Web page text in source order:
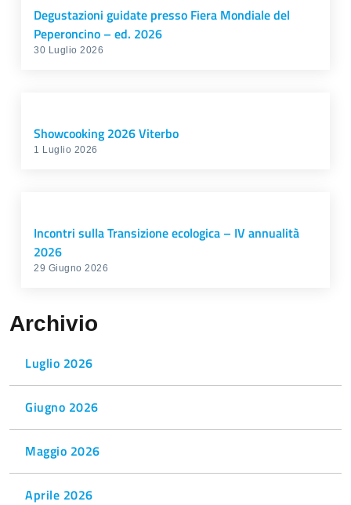
Degustazioni guidate presso Fiera Mondiale del
Peperoncino – ed. 2026
30 Luglio 2026
Showcooking 2026 Viterbo
1 Luglio 2026
Incontri sulla Transizione ecologica – IV annualità
2026
29 Giugno 2026
Archivio
Luglio 2026
Giugno 2026
Maggio 2026
Aprile 2026